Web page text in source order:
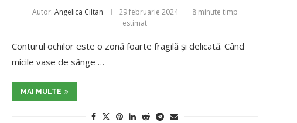
Autor: Angelica Ciltan 29 februarie 2024
8 minute timp
estimat
Conturul ochilor este o zonă foarte fragilă și delicată. Când
micile vase de sânge …
MAI MULTE